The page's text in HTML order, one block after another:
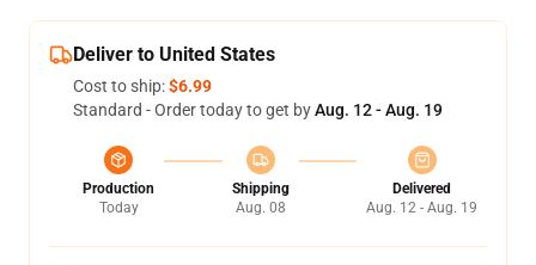
Deliver to United States
Cost to ship:$6.99
Standard - Order today to get byAug. 12 - Aug. 19
Production
Today
Shipping
Aug. 08
Delivered
Aug. 12 - Aug. 19